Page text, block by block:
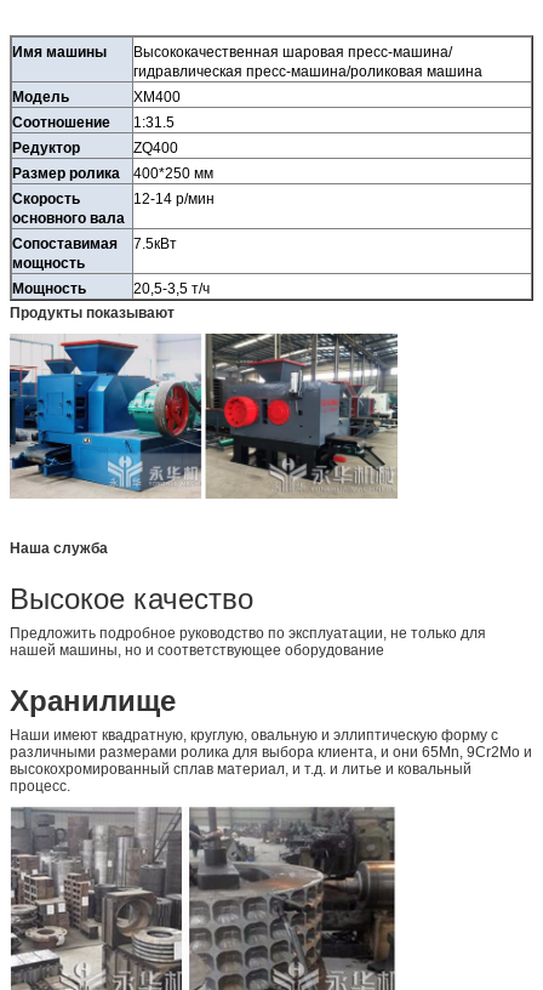
Имя машины
Высококачественная шаровая пресс-машина/
гидравлическая пресс-машина/роликовая машина
Модель
XM400
Соотношение
1:31.5
Редуктор
ZQ400
Размер ролика
400*250 мм
Скорость
основного вала
12-14 р/мин
Сопоставимая
мощность
7.5кВт
Мощность
20,5-3,5 т/ч
Продукты показывают
Наша служба
Высокое качество
Предложить подробное руководство по эксплуатации, не только для
нашей машины, но и соответствующее оборудование
Хранилище
Наши имеют квадратную, круглую, овальную и эллиптическую форму с
различными размерами ролика для выбора клиента, и они 65Mn, 9Cr2Mo и
высокохромированный сплав материал, и т.д. и литье и ковальный
процесс.